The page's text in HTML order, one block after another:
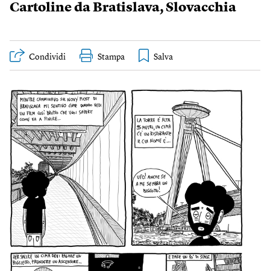
Cartoline da Bratislava, Slovacchia
Condividi Stampa